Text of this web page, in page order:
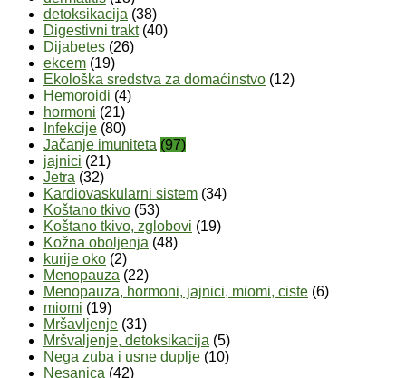
detoksikacija (38)
Digestivni trakt (40)
Dijabetes (26)
ekcem (19)
Ekološka sredstva za domaćinstvo (12)
Hemoroidi (4)
hormoni (21)
Infekcije (80)
Jačanje imuniteta (97)
jajnici (21)
Jetra (32)
Kardiovaskularni sistem (34)
Koštano tkivo (53)
Koštano tkivo, zglobovi (19)
Kožna oboljenja (48)
kurije oko (2)
Menopauza (22)
Menopauza, hormoni, jajnici, miomi, ciste (6)
miomi (19)
Mršavljenje (31)
Mršvaljenje, detoksikacija (5)
Nega zuba i usne duplje (10)
Nesanica (42)